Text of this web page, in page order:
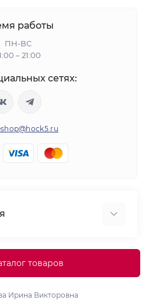
работы
ПН-ВС
– 21:00
сетях:
и обработки
товаров
Ирина Викторовна